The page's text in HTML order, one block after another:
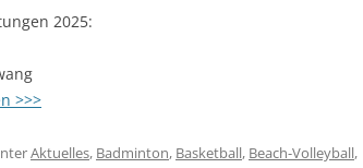
2025:
>>>
Aktuelles, Badminton, Basketball, Beach-Volleyball,